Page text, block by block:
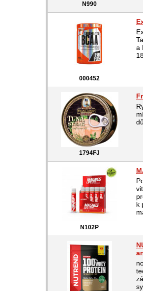
N990
000452
a
1794FJ
N102P
k